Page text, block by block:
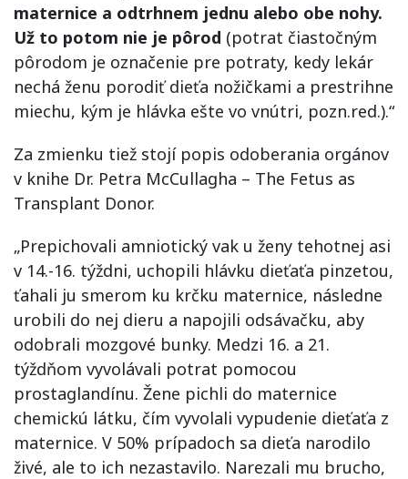
maternice a odtrhnem jednu alebo obe nohy.
Už to potom nie je pôrod (potrat čiastočným
pôrodom je označenie pre potraty, kedy lekár
nechá ženu porodiť dieťa nožičkami a prestrihne
miechu, kým je hlávka ešte vo vnútri, pozn.red.).“
Za zmienku tiež stojí popis odoberania orgánov
v knihe Dr. Petra McCullagha – The Fetus as
Transplant Donor.
„Prepichovali amniotický vak u ženy tehotnej asi
v 14.-16. týždni, uchopili hlávku dieťaťa pinzetou,
ťahali ju smerom ku krčku maternice, následne
urobili do nej dieru a napojili odsávačku, aby
odobrali mozgové bunky. Medzi 16. a 21.
týždňom vyvolávali potrat pomocou
prostaglandínu. Žene pichli do maternice
chemickú látku, čím vyvolali vypudenie dieťaťa z
maternice. V 50% prípadoch sa dieťa narodilo
živé, ale to ich nezastavilo. Narezali mu brucho,